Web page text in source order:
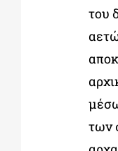
του
των